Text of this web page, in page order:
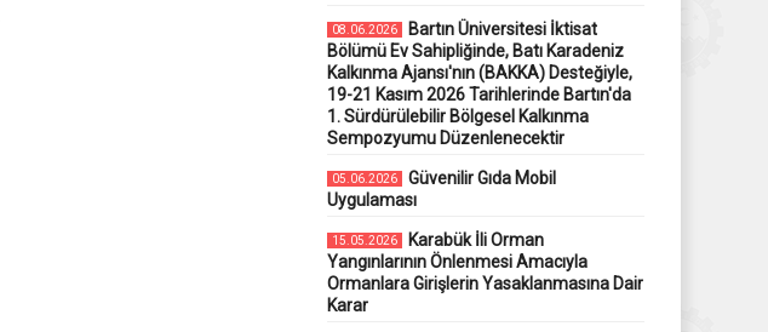
08.06.2026
Bartın Üniversitesi İktisat
Bölümü Ev Sahipliğinde, Batı Karadeniz
Kalkınma Ajansı'nın (BAKKA) Desteğiyle,
19-21 Kasım 2026 Tarihlerinde Bartın'da
1. Sürdürülebilir Bölgesel Kalkınma
Sempozyumu Düzenlenecektir
05.06.2026
Güvenilir Gıda Mobil
Uygulaması
15.05.2026
Karabük İli Orman
Yangınlarının Önlenmesi Amacıyla
Ormanlara Girişlerin Yasaklanmasına Dair
Karar